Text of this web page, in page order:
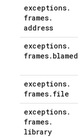
exceptions.
frames.
address
exceptions.
frames. blamed
exceptions.
frames. file
exceptions.
frames.
library